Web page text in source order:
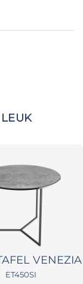
VENEZIA
ET450SI